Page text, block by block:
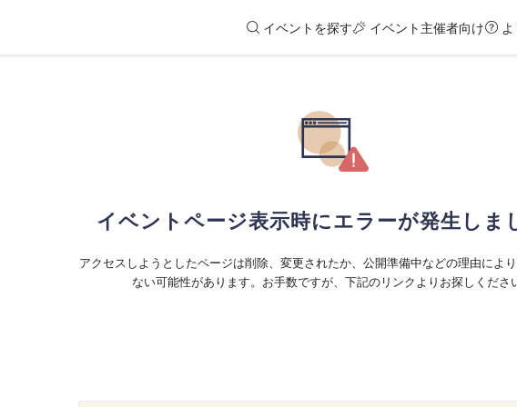
イベントを探す イベント主催者向け
イベントページ表示時にエラーが発生しま
アクセスしようとしたページは削除、変更されたか、公開準備中などの理由によ
ない可能性があります。お手数ですが、下記のリンクよりお探しくださ